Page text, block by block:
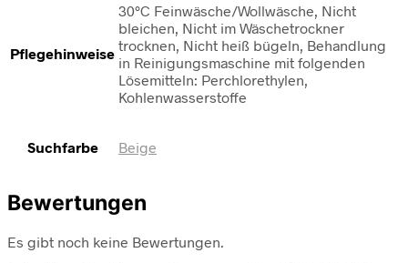
Pflegehinweise
30°C Feinwäsche/Wollwäsche, Nicht
bleichen, Nicht im Wäschetrockner
trocknen, Nicht heiß bügeln, Behandlung
in Reinigungsmaschine mit folgenden
Lösemitteln: Perchlorethylen,
Kohlenwasserstoffe
Suchfarbe Beige
Bewertungen
Es gibt noch keine Bewertungen.